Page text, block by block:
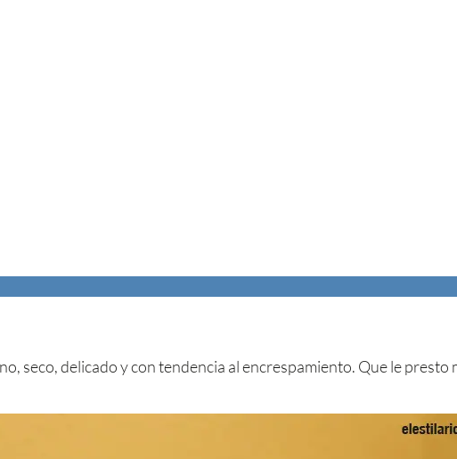
seco, delicado y con tendencia al encrespamiento. Que le presto